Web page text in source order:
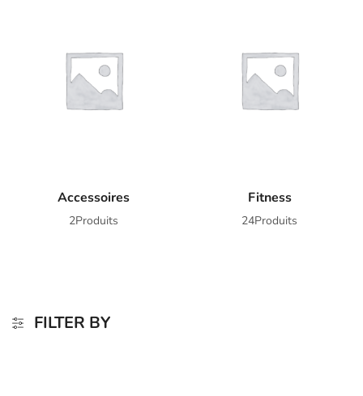
Accessoires
2Produits
Fitness
24Produits
FILTER BY